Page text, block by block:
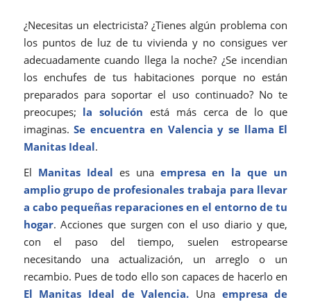
¿Necesitas un electricista? ¿Tienes algún problema con
los puntos de luz de tu vivienda y no consigues ver
adecuadamente cuando llega la noche? ¿Se incendian
los enchufes de tus habitaciones porque no están
preparados para soportar el uso continuado? No te
preocupes; la solución está más cerca de lo que
imaginas.Se encuentra en Valencia y se llama El
Manitas Ideal.
El Manitas Ideal es una empresa en la que un
amplio grupo de profesionales trabaja para llevar
a cabo pequeñas reparaciones en el entorno de tu
hogar. Acciones que surgen con el uso diario y que,
con el paso del tiempo, suelen estropearse
necesitando una actualización, un arreglo o un
recambio. Pues de todo ello son capaces de hacerlo en
El Manitas Ideal de Valencia. Una empresa de